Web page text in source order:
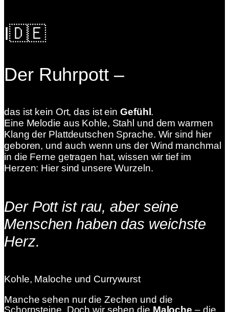
I🇩🇪
Der Ruhrpott –
das ist kein Ort, das ist ein Gefühl .
Eine Melodie aus Kohle, Stahl und dem warmen
Klang der Plattdeutschen Sprache. Wir sind hier
geboren, und auch wenn uns der Wind manchmal
in die Ferne getragen hat, wissen wir tief im
Herzen: Hier sind unsere Wurzeln.
Der Pott ist rau, aber seine
Menschen haben das weichste
Herz.
Kohle, Maloche und Currywurst
Manche sehen nur die Zechen und die
Schornsteine. Doch wir sehen die Maloche – die